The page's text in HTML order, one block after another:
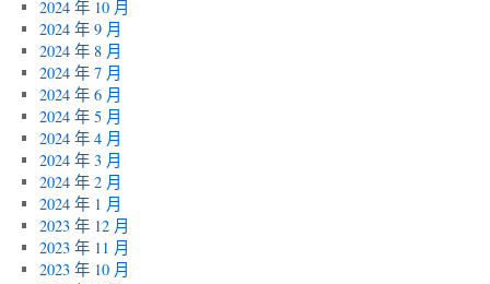
2024 年 10 月
2024 年 9 月
2024 年 8 月
2024 年 7 月
2024 年 6 月
2024 年 5 月
2024 年 4 月
2024 年 3 月
2024 年 2 月
2024 年 1 月
2023 年 12 月
2023 年 11 月
2023 年 10 月